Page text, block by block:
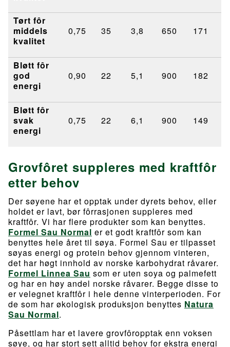
Tørt fôr
middels
kvalitet
0,75 35 3,8 650 171
Bløtt fôr
god
energi
0,90 22 5,1 900 182
Bløtt fôr
svak
energi
0,75 22 6,1 900 149
Grovfôret suppleres med kraftfôr
etter behov
Der søyene har et opptak under dyrets behov, eller
holdet er lavt, bør fôrrasjonen suppleres med
kraftfôr. Vi har flere produkter som kan benyttes.
Formel Sau Normal er et godt kraftfôr som kan
benyttes hele året til søya. Formel Sau er tilpasset
søyas energi og protein behov gjennom vinteren,
det har høgt innhold av norske karbohydrat råvarer.
Formel Linnea Sau som er uten soya og palmefett
og har en høy andel norske råvarer. Begge disse to
er velegnet kraftfôr i hele denne vinterperioden. For
de som har økologisk produksjon benyttes Natura
Sau Normal.
Påsettlam har et lavere grovfôropptak enn voksen
søye, og har stort sett alltid behov for ekstra energi